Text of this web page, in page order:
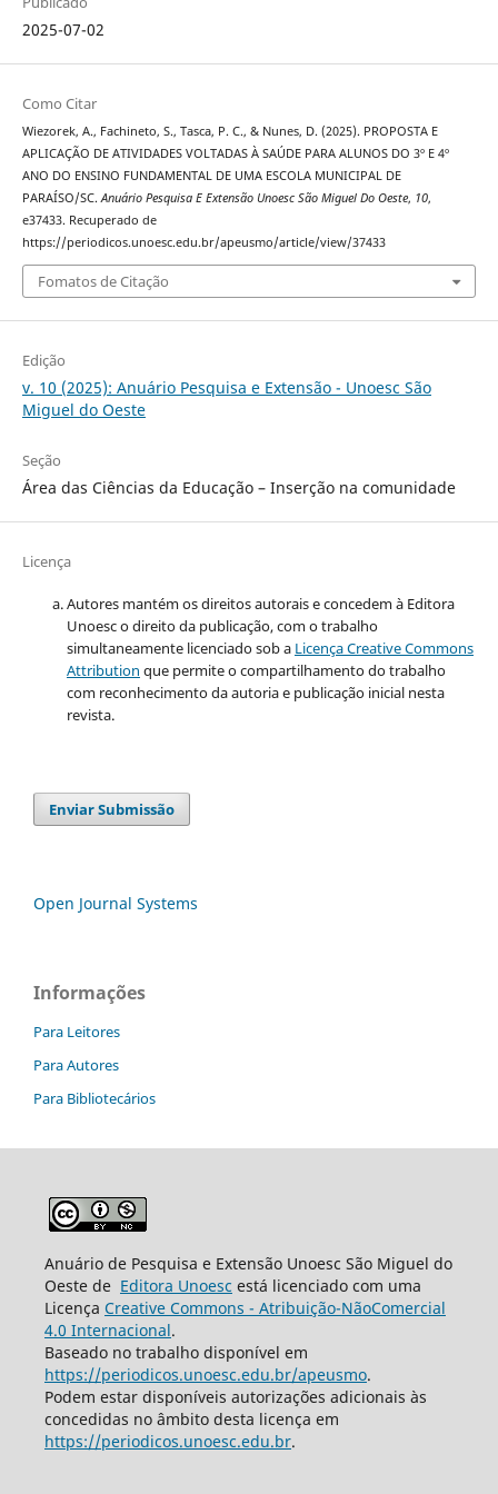
2025-07-02
Como Citar
Wiezorek, A., Fachineto, S., Tasca, P. C., & Nunes, D. (2025). PROPOSTA E
APLICAÇÃO DE ATIVIDADES VOLTADAS À SAÚDE PARA ALUNOS DO 3º E 4º
ANO DO ENSINO FUNDAMENTAL DE UMA ESCOLA MUNICIPAL DE
PARAÍSO/SC.Anuário Pesquisa E Extensão Unoesc São Miguel Do Oeste, 10,
e37433. Recuperado de
https://periodicos.unoesc.edu.br/apeusmo/article/view/37433
Fomatos de Citação
Edição
v. 10 (2025): Anuário Pesquisa e Extensão - Unoesc São
Miguel do Oeste
Seção
Área das Ciências da Educação – Inserção na comunidade
Licença
Autores mantém os direitos autorais e concedem à Editora
Unoesc o direito da publicação, com o trabalho
simultaneamente licenciado sob a Licença Creative Commons
Attribution que permite o compartilhamento do trabalho
com reconhecimento da autoria e publicação inicial nesta
revista.
Enviar Submissão
Open Journal Systems
Informações
Para Leitores
Para Autores
Para Bibliotecários
Anuário de Pesquisa e Extensão Unoesc São Miguel do
Oeste de Editora Unoesc está licenciado com uma
Licença Creative Commons - Atribuição-NãoComercial
4.0 Internacional.
Baseado no trabalho disponível em
https://periodicos.unoesc.edu.br/apeusmo.
Podem estar disponíveis autorizações adicionais às
concedidas no âmbito desta licença em
https://periodicos.unoesc.edu.br.